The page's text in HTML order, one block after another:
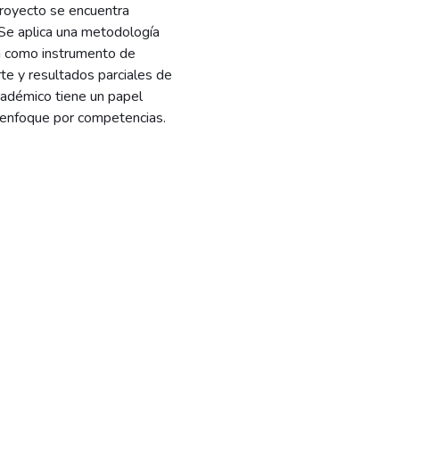
se encuentra
aplica una metodología
instrumento de
y resultados parciales de
tiene un papel
por competencias.